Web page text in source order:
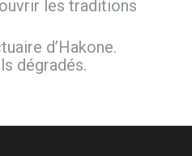
les traditions
d’Hakone.
dégradés.